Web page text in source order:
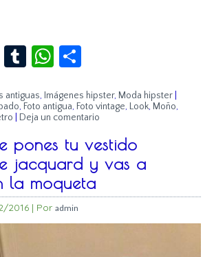
Pinterest
TumblrWhatsApp
antiguas, Imágenes hipster, Moda hipster
, Foto antigua, Foto vintage, Look, Moño,
Deja un comentario
pones tu vestido
jacquard y vas a
la moqueta
2016 | Por admin